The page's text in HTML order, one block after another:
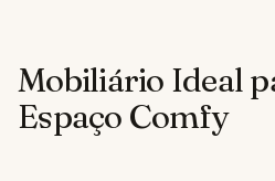
Mobiliário Ideal
Espaço Comfy